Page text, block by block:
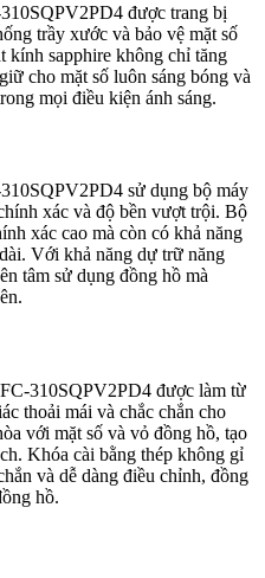
được trang bị
trầy xước và bảo vệ mặt số
kính sapphire không chỉ tăng
cho mặt số luôn sáng bóng và
mọi điều kiện ánh sáng.
sử dụng bộ máy
xác và độ bền vượt trội. Bộ
xác cao mà còn có khả năng
Với khả năng dự trữ năng
tâm sử dụng đồng hồ mà
310SQPV2PD4 được làm từ
thoải mái và chắc chắn cho
với mặt số và vỏ đồng hồ, tạo
Khóa cài bằng thép không gỉ
và dễ dàng điều chỉnh, đồng
hồ.